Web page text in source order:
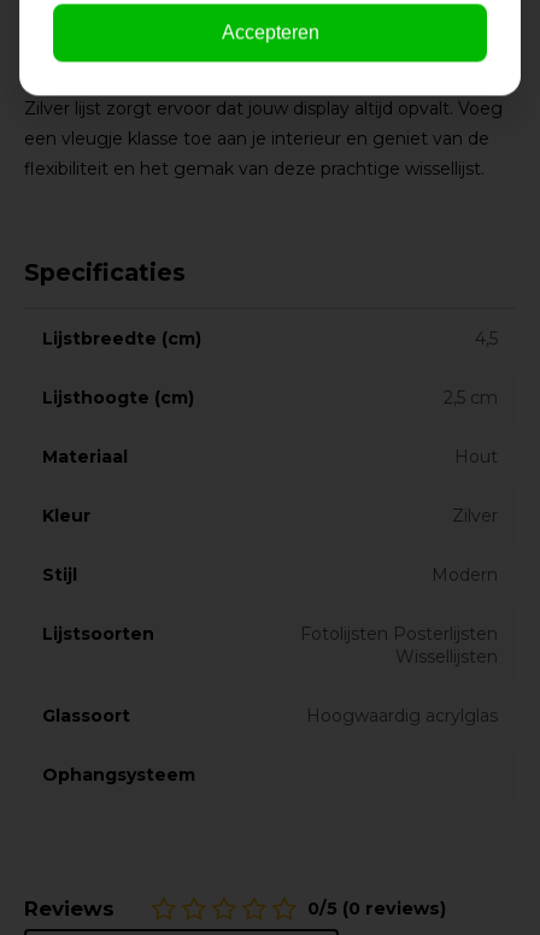
waardevolle stukken, maar voegt ook een vleugje
verfijning toe aan je ruimte. Of je nu je favoriete
Zilver lijst zorgt ervoor dat jouw display altijd opvalt. Voeg
een vleugje klasse toe aan je interieur en geniet van de
flexibiliteit en het gemak van deze prachtige wissellijst.
Specificaties
Lijstbreedte (cm) 4,5
Lijsthoogte (cm) 2,5 cm
Materiaal Hout
Kleur Zilver
Stijl Modern
Lijstsoorten
Fotolijsten Posterlijsten
Wissellijsten
Glassoort Hoogwaardig acrylglas
Ophangsysteem
Reviews 0/5 (0 reviews)
Accepteren